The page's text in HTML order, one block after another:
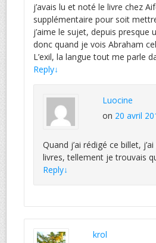
j’avais lu et noté le livre chez
supplémentaire pour soit
j’aime le sujet, depuis presque
donc quand je vois Abraham
L’exil, la langue tout me parle
Reply↓
Luocine
on 20 avril
Quand j’ai rédigé ce billet,
livres, tellement je trouvais
Reply↓
krol